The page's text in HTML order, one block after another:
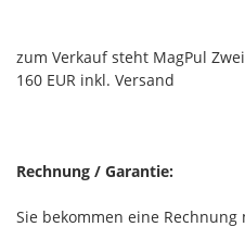
zum Verkauf steht MagPul
160 EUR inkl. Versand
Rechnung / Garantie:
Sie bekommen eine